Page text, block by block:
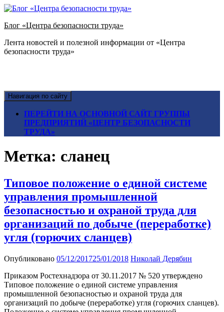
Блог «Центра безопасности труда»
Лента новостей и полезной информации от «Центра
безопасности труда»
Навигация по сайту
ПЕРЕЙТИ НА ОСНОВНОЙ САЙТ ГРУППЫ
ПРЕДПРИЯТИЙ «ЦЕНТР БЕЗОПАСНОСТИ
ТРУДА»
Метка: сланец
Типовое положение о единой системе
управления промышленной
безопасностью и охраной труда для
организаций по добыче (переработке)
угля (горючих сланцев)
Опубликовано 05/12/201725/01/2018 Николай Дерябин
Приказом Ростехнадзора от 30.11.2017 № 520 утверждено
Типовое положение о единой системе управления
промышленной безопасностью и охраной труда для
организаций по добыче (переработке) угля (горючих сланцев).